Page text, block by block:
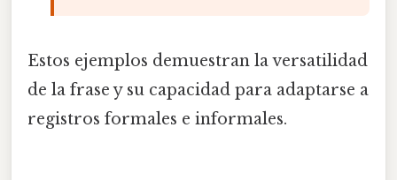
Estos ejemplos demuestran la versatilidad
de la frase y su capacidad para adaptarse a
registros formales e informales.